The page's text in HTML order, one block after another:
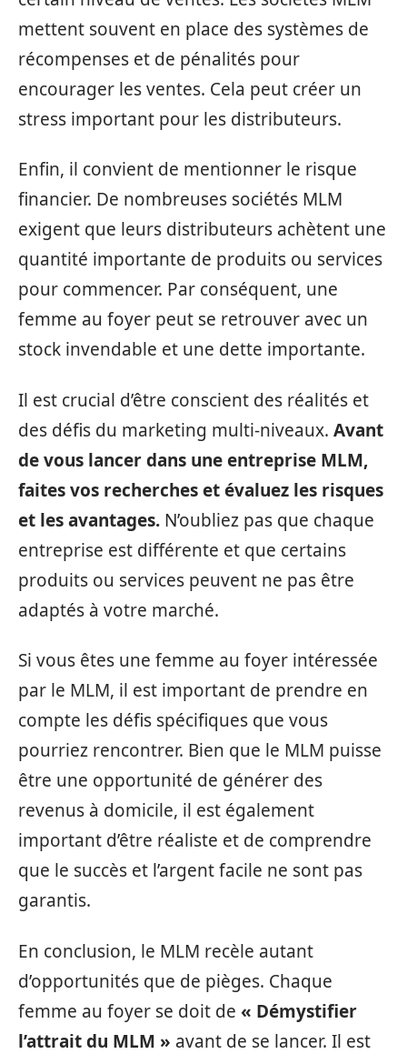
mettent souvent en place des systèmes de
récompenses et de pénalités pour
encourager les ventes. Cela peut créer un
stress important pour les distributeurs.
Enfin, il convient de mentionner le risque
financier. De nombreuses sociétés MLM
exigent que leurs distributeurs achètent une
quantité importante de produits ou services
pour commencer. Par conséquent, une
femme au foyer peut se retrouver avec un
stock invendable et une dette importante.
Il est crucial d’être conscient des réalités et
des défis du marketing multi-niveaux. Avant
de vous lancer dans une entreprise MLM,
faites vos recherches et évaluez les risques
et les avantages. N’oubliez pas que chaque
entreprise est différente et que certains
produits ou services peuvent ne pas être
adaptés à votre marché.
Si vous êtes une femme au foyer intéressée
par le MLM, il est important de prendre en
compte les défis spécifiques que vous
pourriez rencontrer. Bien que le MLM puisse
être une opportunité de générer des
revenus à domicile, il est également
important d’être réaliste et de comprendre
que le succès et l’argent facile ne sont pas
garantis.
En conclusion, le MLM recèle autant
d’opportunités que de pièges. Chaque
femme au foyer se doit de « Démystifier
l’attrait du MLM » avant de se lancer. Il est